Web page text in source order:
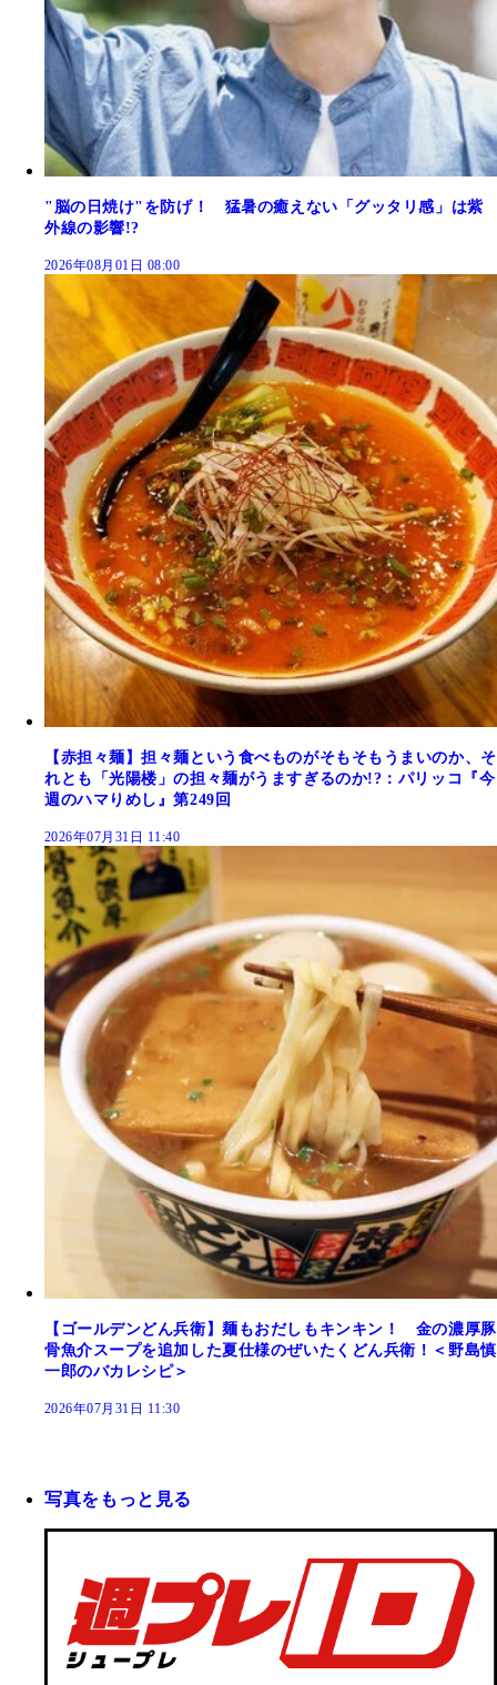
"脳の日焼け"を防げ！ 猛暑の癒えない「グッタリ感」は紫
外線の影響!?
2026年08月01日 08:00
【赤担々麺】担々麺という食べものがそもそもうまいのか、そ
れとも「光陽楼」の担々麺がうますぎるのか!?：パリッコ『今
週のハマりめし』第249回
2026年07月31日 11:40
【ゴールデンどん兵衛】麺もおだしもキンキン！ 金の濃厚豚
骨魚介スープを追加した夏仕様のぜいたくどん兵衛！＜野島慎
一郎のバカレシピ＞
2026年07月31日 11:30
写真をもっと見る